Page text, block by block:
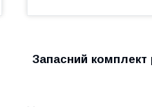
Запасний комплект